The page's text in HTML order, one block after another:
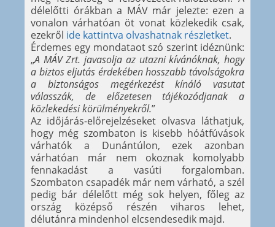
délelőtti órákban a MÁV már jelezte: ezen a
vonalon várhatóan öt vonat közlekedik csak,
ezekről ide kattintva olvashatnak részletket.
Érdemes egy mondataot szó szerint idéznünk:
„A MÁV Zrt. javasolja az utazni kívánóknak, hogy
a biztos eljutás érdekében hosszabb távolságokra
a biztonságos megérkezést kínáló vasutat
válasszák, de előzetesen tájékozódjanak a
közlekedési körülményekről.”
Az időjárás-előrejelzéseket olvasva láthatjuk,
hogy még szombaton is kisebb hóátfúvások
várhatók a Dunántúlon, ezek azonban
várhatóan már nem okoznak komolyabb
fennakadást a vasúti forgalomban.
Szombaton csapadék már nem várható, a szél
pedig bár délelőtt még sok helyen, főleg az
ország középső részén viharos lehet,
délutánra mindenhol elcsendesedik majd.